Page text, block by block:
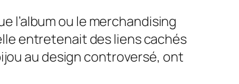
l’album ou le merchandising
entretenait des liens cachés
au design controversé, ont